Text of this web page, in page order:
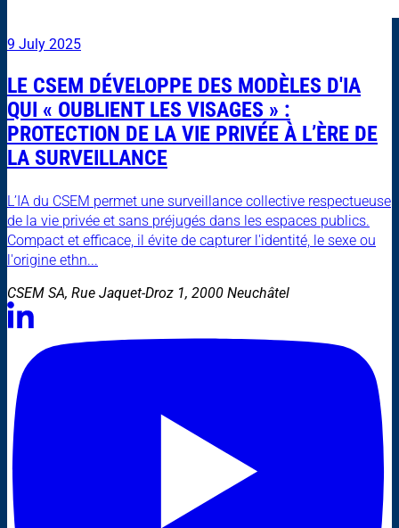
9 July 2025
LE CSEM DÉVELOPPE DES MODÈLES D'IA
QUI « OUBLIENT LES VISAGES » :
PROTECTION DE LA VIE PRIVÉE À L’ÈRE DE
LA SURVEILLANCE
L’IA du CSEM permet une surveillance collective respectueuse
de la vie privée et sans préjugés dans les espaces publics.
Compact et efficace, il évite de capturer l'identité, le sexe ou
l'origine ethn...
CSEM SA, Rue Jaquet-Droz 1, 2000 Neuchâtel